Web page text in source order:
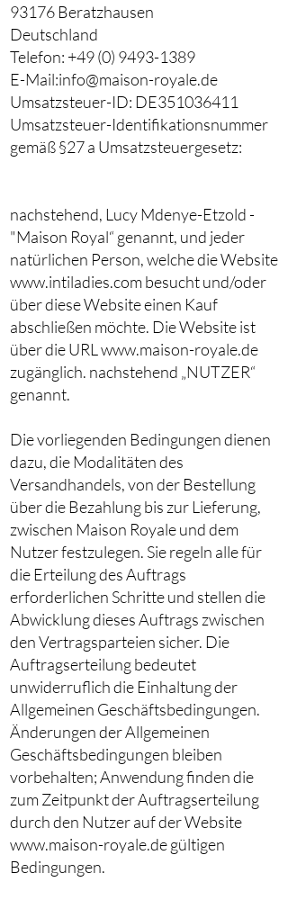
93176 Beratzhausen
Deutschland
Telefon: +49 (0) 9493-1389
E-Mail:info@maison-royale.de
Umsatzsteuer-ID: DE351036411
Umsatzsteuer-Identifikationsnummer
gemäß §27 a Umsatzsteuergesetz:
nachstehend, Lucy Mdenye-Etzold -
"Maison Royal“ genannt, und jeder
natürlichen Person, welche die Website
www.intiladies.com besucht und/oder
über diese Website einen Kauf
abschließen möchte. Die Website ist
über die URL www.maison-royale.de
zugänglich. nachstehend „NUTZER“
genannt.
Die vorliegenden Bedingungen dienen
dazu, die Modalitäten des
Versandhandels, von der Bestellung
über die Bezahlung bis zur Lieferung,
zwischen Maison Royale und dem
Nutzer festzulegen. Sie regeln alle für
die Erteilung des Auftrags
erforderlichen Schritte und stellen die
Abwicklung dieses Auftrags zwischen
den Vertragsparteien sicher. Die
Auftragserteilung bedeutet
unwiderruflich die Einhaltung der
Allgemeinen Geschäftsbedingungen.
Änderungen der Allgemeinen
Geschäftsbedingungen bleiben
vorbehalten; Anwendung finden die
zum Zeitpunkt der Auftragserteilung
durch den Nutzer auf der Website
www.maison-royale.de gültigen
Bedingungen.